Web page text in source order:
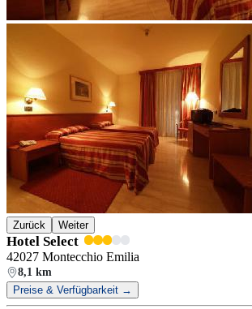
Zurück Weiter
Hotel Select
42027 Montecchio Emilia
8,1 km
Preise & Verfügbarkeit →